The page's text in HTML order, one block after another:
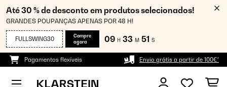
Até 30 % de desconto em produtos selecionados!
GRANDES POUPANÇAS APENAS POR 48 H!
FULLSWING30
Compre
agora
09 H 33 M 50 S
Pagamentos flexíveis Envio grátis a partir de 100€*